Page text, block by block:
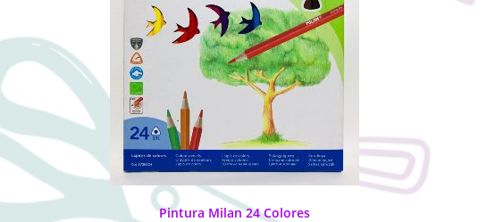
Pintura Milan 24 Colores